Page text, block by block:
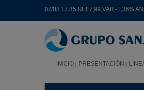
07/08 17:35 ULT:7,99 VAR:-1,36%
INICIO PRESENTACIÓN